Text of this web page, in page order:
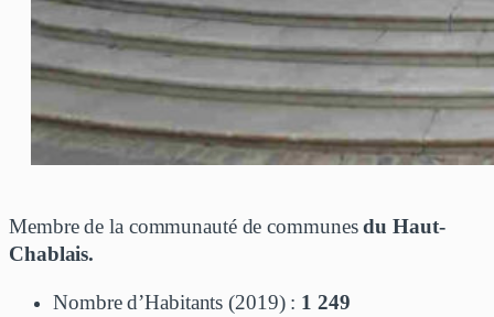
Membre de la communauté de communesdu Haut-
Chablais.
Nombre d’Habitants (2019) : 1 249